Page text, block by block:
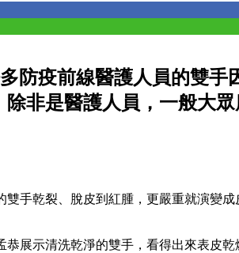
防疫前線醫護人員的雙
非是醫護人員，一般大
手乾裂、脫皮到紅腫，更嚴重就演變
展示清洗乾淨的雙手，看得出來表皮